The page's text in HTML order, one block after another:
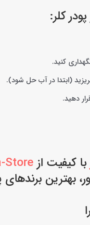
کلر:
کنید.
(ابتدا در آب حل شود).
دهید.
با کیفیت ازStore
بهترین